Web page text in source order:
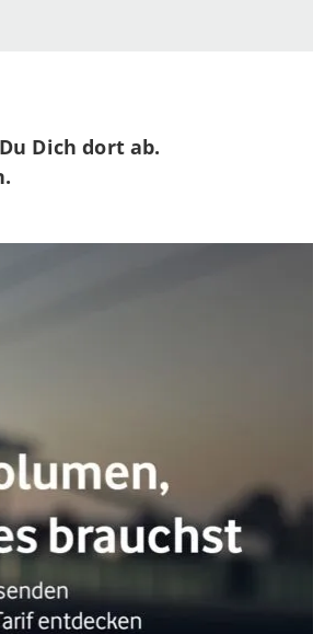
Dich dort ab.